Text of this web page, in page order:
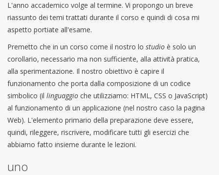
L'anno accademico volge al termine. Vi propongo un breve
riassunto dei temi trattati durante il corso e quindi di cosa mi
aspetto portiate all'esame.
Premetto che in un corso come il nostro lo studio è solo un
corollario, necessario ma non sufficiente, alla attività pratica,
alla sperimentazione. Il nostro obiettivo è capire il
funzionamento che porta dalla composizione di un codice
simbolico (il linguaggio che utilizziamo: HTML, CSS o JavaScript)
al funzionamento di un applicazione (nel nostro caso la pagina
Web). L'elemento primario della preparazione deve essere,
quindi, rileggere, riscrivere, modificare tutti gli esercizi che
abbiamo fatto insieme durante le lezioni.
uno